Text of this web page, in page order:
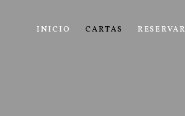
INICIO CARTAS RESERVAR